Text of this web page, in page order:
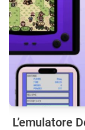
L’emulatore